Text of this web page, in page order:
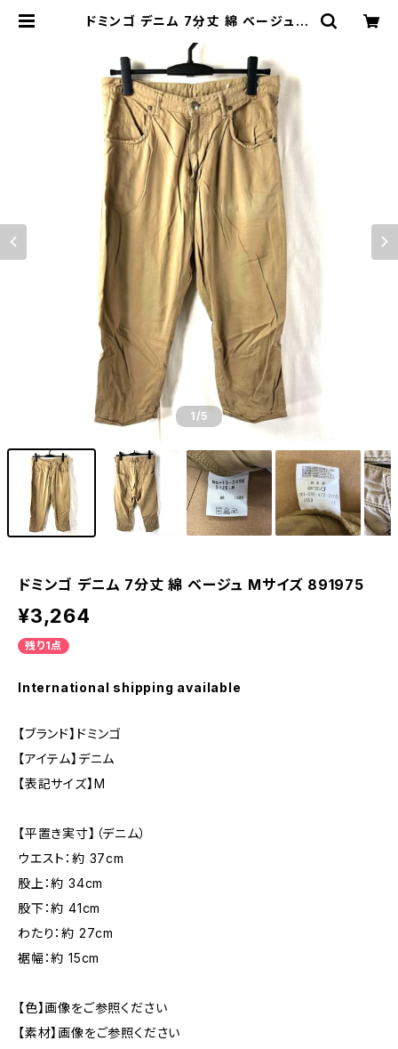
ドミンゴ デニム 7分丈 綿 ベージュ M
1 /5
ドミンゴ デニム 7分丈 綿 ベージュ Mサイズ 891975
¥3,264
残り1点
International shipping available
【ブランド】ドミンゴ
【アイテム】デニム
【表記サイズ】M
【平置き実寸】（デニム）
ウエスト：約 37cm
股上：約 34cm
股下：約 41cm
わたり：約 27cm
裾幅：約 15cm
【色】画像をご参照ください
【素材】画像をご参照ください